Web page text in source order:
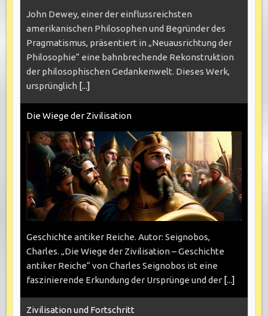
John Dewey, einer der einflussreichsten
amerikanischen Philosophen und Begründer des
Pragmatismus, präsentiert in „Neuausrichtung der
Philosophie“ eine bahnbrechende Rekonstruktion
der philosophischen Gedankenwelt. Dieses Werk,
ursprünglich [...]
Die Wiege der Zivilisation
Geschichte antiker Reiche. Autor: Seignobos,
Charles. „Die Wiege der Zivilisation – Geschichte
antiker Reiche“ von Charles Seignobos ist eine
faszinierende Erkundung der Ursprünge und der [...]
Zivilisation und Fortschritt